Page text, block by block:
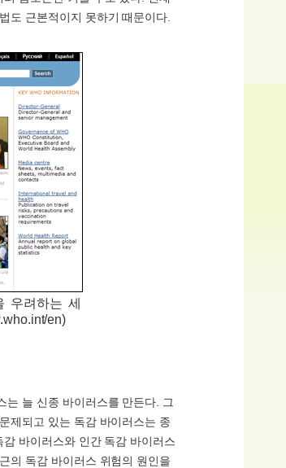
도 근본적이지 못하기 때문이다.
우려하는 세
en)
는 늘 신종 바이러스를 만든다. 그
제되고 있는 독감 바이러스는 종
바이러스와 인간 독감 바이러스
의 독감 바이러스 위험의 원인을